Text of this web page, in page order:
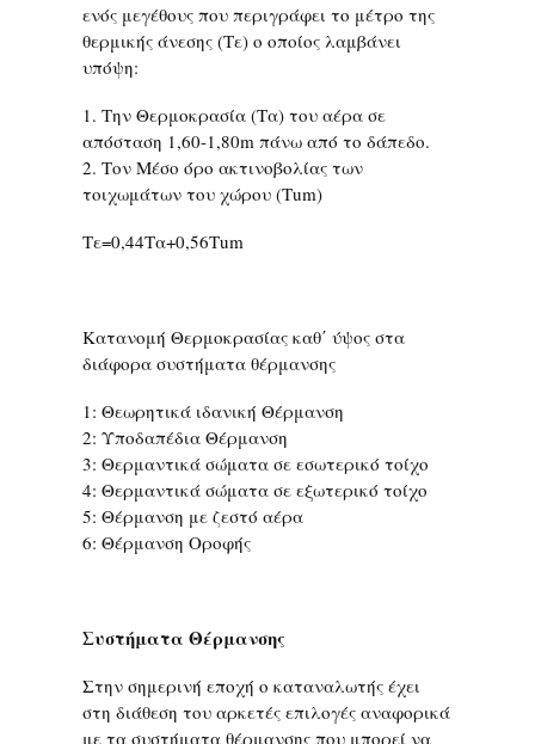
ενός μεγέθους που περιγράφει το μέτρο της
θερμικής άνεσης (Τε) ο οποίος λαμβάνει
υπόψη:
1. Την Θερμοκρασία (Τα) του αέρα σε
απόσταση 1,60-1,80m πάνω από το δάπεδο.
2. Τον Μέσο όρο ακτινοβολίας των
τοιχωμάτων του χώρου (Τum)
Τε=0,44Τα+0,56Τum
Κατανομή Θερμοκρασίας καθ΄ ύψος στα
διάφορα συστήματα θέρμανσης
1: Θεωρητικά ιδανική Θέρμανση
2: Υποδαπέδια Θέρμανση
3: Θερμαντικά σώματα σε εσωτερικό τοίχο
4: Θερμαντικά σώματα σε εξωτερικό τοίχο
5: Θέρμανση με ζεστό αέρα
6: Θέρμανση Οροφής
Συστήματα Θέρμανσης
Στην σημερινή εποχή ο καταναλωτής έχει
στη διάθεση του αρκετές επιλογές αναφορικά
με τα συστήματα θέρμανσης που μπορεί να